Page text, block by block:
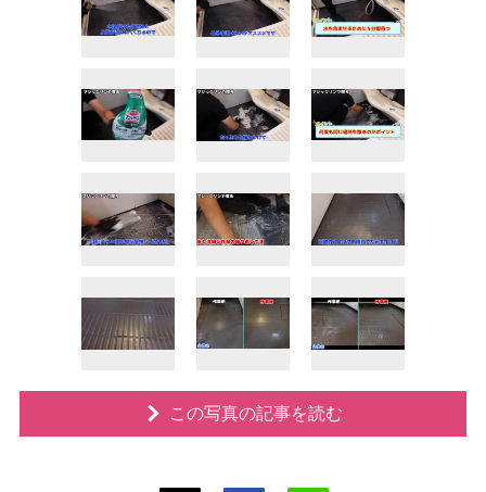
この写真の記事を読む